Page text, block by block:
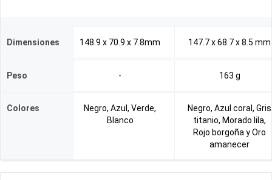
Dimensiones 148.9 x 70.9 x 7.8mm 147.7 x 68.7 x 8.5 mm
Peso - 163 g
Colores
Negro, Azul, Verde,
Blanco
Negro, Azul coral, Gris
titanio, Morado lila,
Rojo borgoña y Oro
amanecer